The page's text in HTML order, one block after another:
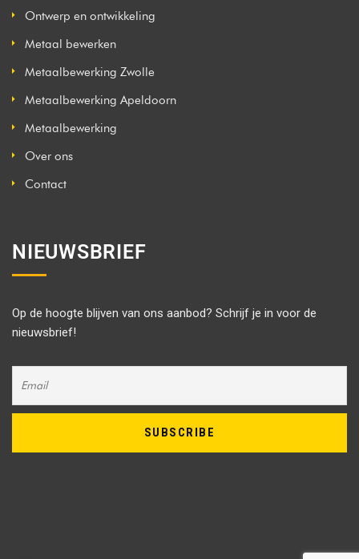
Ontwerp en ontwikkeling
Metaal bewerken
Metaalbewerking Zwolle
Metaalbewerking Apeldoorn
Metaalbewerking
Over ons
Contact
NIEUWSBRIEF
Op de hoogte blijven van ons aanbod? Schrijf je in voor de
nieuwsbrief!